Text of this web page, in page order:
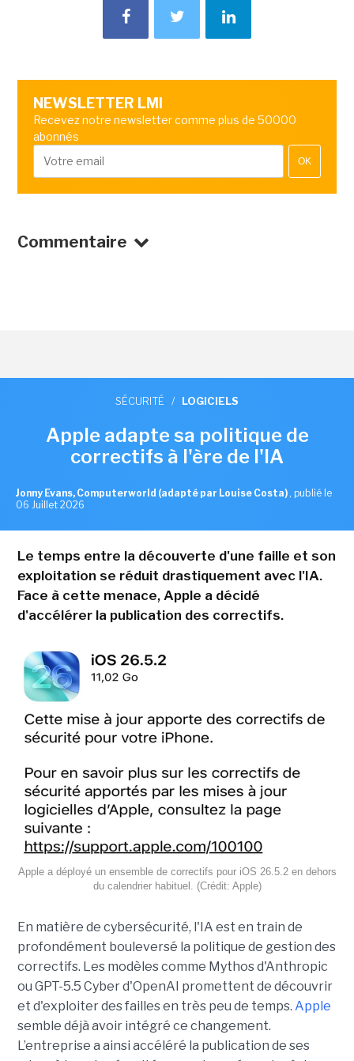
NEWSLETTER LMI
Recevez notre newsletter comme plus de 50000
abonnés
OK
Commentaire
SÉCURITÉ / LOGICIELS
Apple adapte sa politique de
correctifs à l'ère de l'IA
Jonny Evans, Computerworld (adapté par Louise Costa) , publié le
06 Juillet 2026
Le temps entre la découverte d'une faille et son
exploitation se réduit drastiquement avec l'IA.
Face à cette menace, Apple a décidé
d'accélérer la publication des correctifs.
Apple a déployé un ensemble de correctifs pour iOS 26.5.2 en dehors
du calendrier habituel. (Crédit: Apple)
En matière de cybersécurité, l'IA est en train de
profondément bouleversé la politique de gestion des
correctifs. Les modèles comme Mythos d'Anthropic
ou GPT-5.5 Cyber d'OpenAI promettent de découvrir
et d'exploiter des failles en très peu de temps. Apple
semble déjà avoir intégré ce changement.
L’entreprise a ainsi accéléré la publication de ses